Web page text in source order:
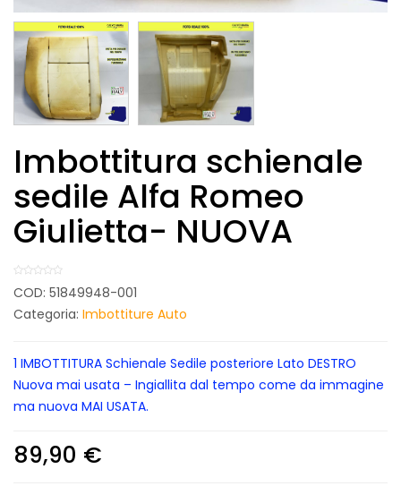
Imbottitura schienale
sedile Alfa Romeo
Giulietta- NUOVA
COD: 51849948-001
Categoria: Imbottiture Auto
1 IMBOTTITURA Schienale Sedile posteriore Lato DESTRO
Nuova mai usata – Ingiallita dal tempo come da immagine
ma nuova MAI USATA.
89,90 €